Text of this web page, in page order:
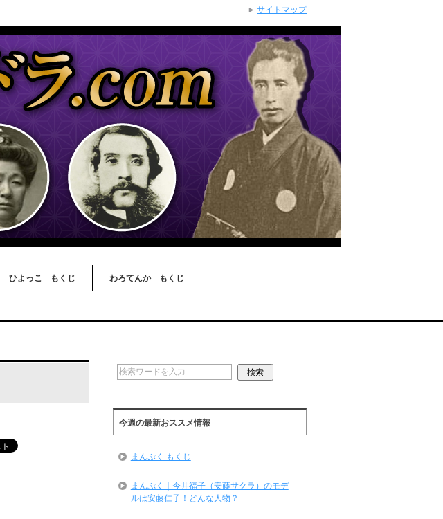
ひよっこ もくじ わろてんか もくじ
今週の最新おススメ情報
まんぷく もくじ
まんぷく｜今井福子（安藤サクラ）のモデ
ルは安藤仁子！どんな人物？
サイトマップ